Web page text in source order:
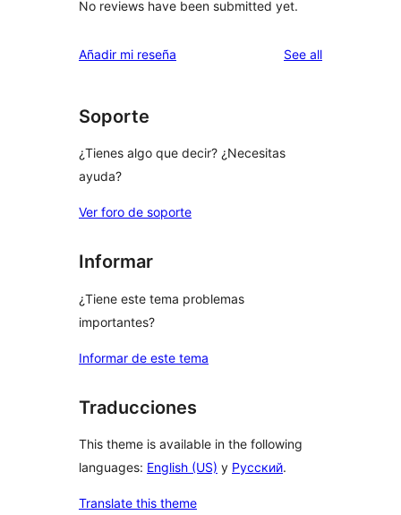
No reviews have been submitted yet.
Añadir mi reseña See allreviews
Soporte
¿Tienes algo que decir? ¿Necesitas
ayuda?
Ver foro de soporte
Informar
¿Tiene este tema problemas
importantes?
Informar de este tema
Traducciones
This theme is available in the following
languages: English (US) y Русский.
Translate this theme